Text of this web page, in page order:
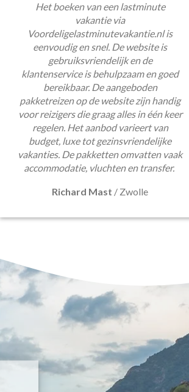
Het boeken van een lastminute
vakantie via
Voordeligelastminutevakantie.nl is
eenvoudig en snel. De website is
gebruiksvriendelijk en de
klantenservice is behulpzaam en goed
bereikbaar. De aangeboden
pakketreizen op de website zijn handig
voor reizigers die graag alles in één keer
regelen. Het aanbod varieert van
budget, luxe tot gezinsvriendelijke
vakanties. De pakketten omvatten vaak
accommodatie, vluchten en transfer.
Richard Mast / Zwolle